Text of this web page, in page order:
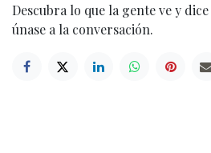
Descubra lo que la gente ve y
únase a la conversación.